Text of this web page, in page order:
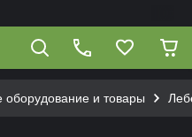
оборудование и товары